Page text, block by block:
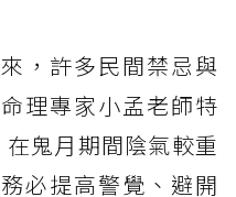
，許多民間禁忌與
理專家小孟老師特
鬼月期間陰氣較重
必提高警覺、避開